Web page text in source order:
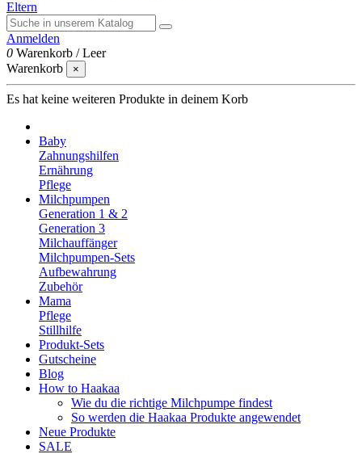
Anmelden
0 Warenkorb /Leer
Warenkorb
×
Es hat keine weiteren Produkte in deinem Korb
Baby
Zahnungshilfen
Ernährung
Pflege
Milchpumpen
Generation 1 & 2
Generation 3
Milchauffänger
Milchpumpen-Sets
Aufbewahrung
Zubehör
Mama
Pflege
Stillhilfe
Produkt-Sets
Gutscheine
Blog
How to Haakaa
Wie du die richtige Milchpumpe findest
So werden die Haakaa Produkte angewendet
Neue Produkte
SALE